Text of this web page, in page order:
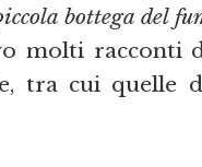
bottega del
molti racconti
tra cui quelle